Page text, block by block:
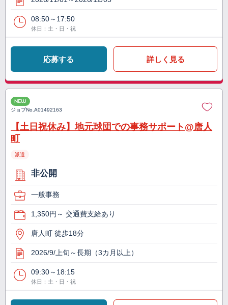
08:50～17:50
休日：土・日・祝
応募する 詳しく見る
NEW
ジョブNo.A01492163
【土日祝休み】地元球団での事務サポート@唐人
町
派遣
非公開
一般事務
1,350円～ 交通費支給あり
唐人町 徒歩18分
2026/9/上旬～長期（3カ月以上）
09:30～18:15
休日：土・日・祝